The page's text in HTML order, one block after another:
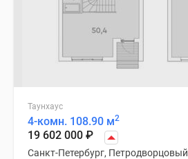
Таунхаус
4-комн. 108.90 м2
19 602 000 ₽
Санкт-Петербург, Петродворцовый